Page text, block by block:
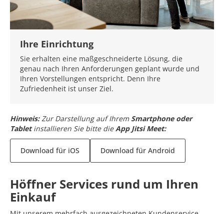
Ihre Einrichtung
Sie erhalten eine maßgeschneiderte Lösung, die
genau nach Ihren Anforderungen geplant wurde und
Ihren Vorstellungen entspricht. Denn Ihre
Zufriedenheit ist unser Ziel.
Hinweis: Zur Darstellung auf Ihrem Smartphone oder
Tabletinstallieren Sie bitte dieApp Jitsi Meet:
Download für iOS Download für Android
Höffner Services rund um Ihren
Einkauf